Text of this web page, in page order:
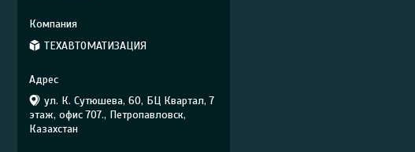
ТЕХАВТОМАТИЗАЦИЯ
ул. К. Сутюшева, 60, БЦ Квартал, 7
этаж, офис 707., Петропавловск,
Казахстан